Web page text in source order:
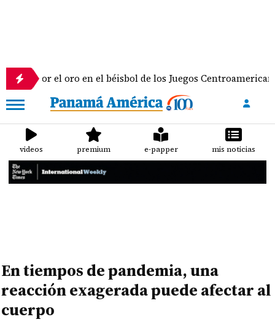
por el oro en el béisbol de los Juegos Centroamericanos y
videos premium e-papper mis noticias
En tiempos de pandemia, una
reacción exagerada puede afectar al
cuerpo